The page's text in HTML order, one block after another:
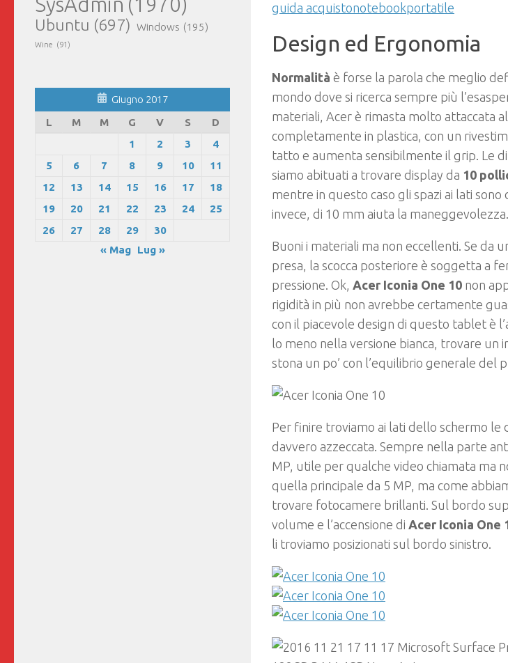
guida acquistonotebookportatile
Design ed Ergonomia
Normalità è forse la parola che meglio
mondo dove si ricerca sempre più
materiali, Acer è rimasta molto attaccata
completamente in plastica, con un
tatto e aumenta sensibilmente il grip. Le
siamo abituati a trovare display da 10
mentre in questo caso gli spazi ai lati
invece, di 10 mm aiuta la maneggevolezza.
Buoni i materiali ma non eccellenti. Se da
presa, la scocca posteriore è soggetta a
pressione. Ok, Acer Iconia One 10 non
rigidità in più non avrebbe certamente
con il piacevole design di questo tablet è
lo meno nella versione bianca, trovare un
stona un po’ con l’equilibrio generale del
Per finire troviamo ai lati dello schermo le
davvero azzeccata. Sempre nella parte
MP, utile per qualche video chiamata ma
quella principale da 5 MP, ma come
trovare fotocamere brillanti. Sul bordo
volume e l’accensione di Acer Iconia One
li troviamo posizionati sul bordo sinistro.
Ubuntu (697) Windows (195)
Wine (91)
Giugno 2017
L
M M G V S
D
1
2 3
4
5
6 7 8 9 10
11
12
13 14 15 16 17
18
19
20 21 22 23 24
25
26
27 28 29
30
« Mag
Lug »